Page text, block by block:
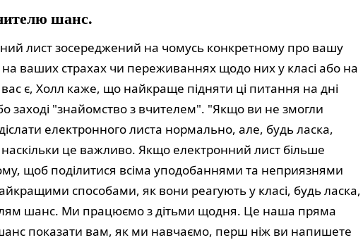
шанс.
лист зосереджений на чомусь конкретному про вашу
ваших страхах чи переживаннях щодо них у класі або на
є, Холл каже, що найкраще підняти ці питання на дні
заході "знайомство з вчителем". "Якщо ви не змогли
електронного листа нормально, але, будь ласка,
це важливо. Якщо електронний лист більше
щоб поділитися всіма уподобаннями та неприязнями
способами, як вони реагують у класі, будь ласка,
шанс. Ми працюємо з дітьми щодня. Це наша пряма
показати вам, як ми навчаємо, перш ніж ви напишете